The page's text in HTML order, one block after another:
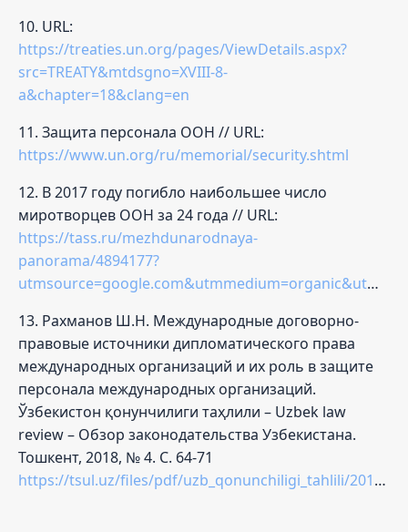
10. URL:
https://treaties.un.org/pages/ViewDetails.aspx?
src=TREATY&mtdsgno=XVIII-8-
a&chapter=18&clang=en
11. Защита персонала ООН // URL:
https://www.un.org/ru/memorial/security.shtml
12. В 2017 году погибло наибольшее число
миротворцев ООН за 24 года // URL:
https://tass.ru/mezhdunarodnaya-
panorama/4894177?
utmsource=google.com&utmmedium=organic&utmcampaign=google.com&utmreferrer=google.com
13. Рахманов Ш.Н. Международные договорно-
правовые источники дипломатического права
международных организаций и их роль в защите
персонала международных организаций.
Ўзбекистон қонунчилиги таҳлили – Uzbek law
review – Обзор законодательства Узбекистана.
Тошкент, 2018, № 4. С. 64-71
https://tsul.uz/files/pdf/uzb_qonunchiligi_tahlili/2018_4_last.pdf